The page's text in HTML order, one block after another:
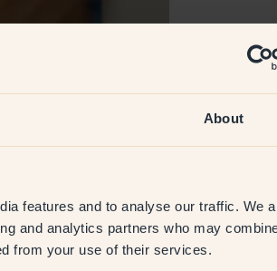
About
features and to analyse our traffic. We
and analytics partners who may
from your use of their services.